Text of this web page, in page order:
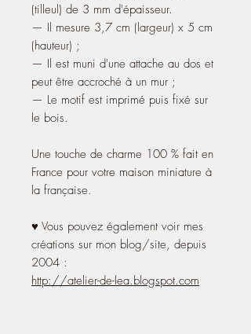
(tilleul) de 3 mm d'épaisseur.
— Il mesure 3,7 cm (largeur) x 5 cm
(hauteur) ;
— Il est muni d'une attache au dos et
peut être accroché à un mur ;
— Le motif est imprimé puis fixé sur
le bois.
Une touche de charme 100 % fait en
France pour votre maison miniature à
la française.
♥ Vous pouvez également voir mes
créations sur mon blog/site, depuis
2004 :
http://atelier-de-lea.blogspot.com